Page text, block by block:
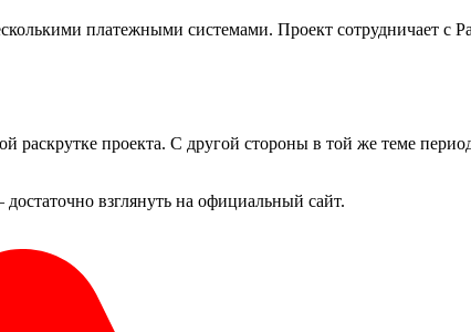
платежными системами. Проект сотрудничает с
раскрутке проекта. С другой стороны в той же теме
взглянуть на официальный сайт.